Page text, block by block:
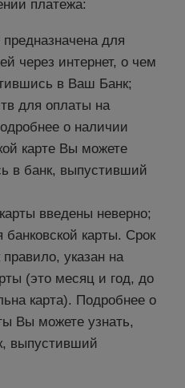
платежа:
предназначена для
через интернет, о чем
в Ваш Банк;
для оплаты на
о наличии
карте Вы можете
в банк, выпустивший
введены неверно;
банковской карты. Срок
указан на
(это месяц и год, до
карта). Подробнее о
Вы можете узнать,
выпустивший